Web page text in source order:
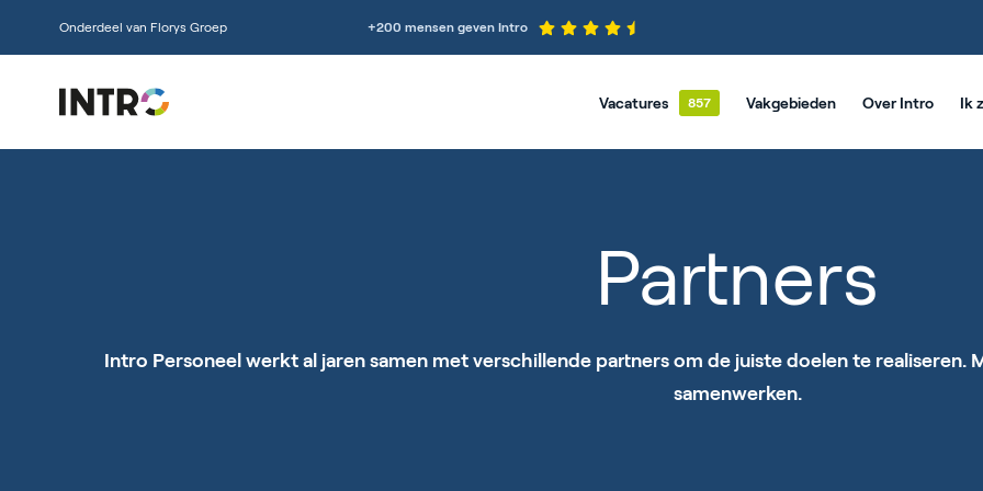
Onderdeel van Florys Groep +200 mensen geven Intro
Vacatures Vakgebieden
Elektrotechniek Installatietechniek
Civiele Techniek & GWW Commercieel
Over Intro Ik
Partners
Intro Personeel werkt al jaren samen met verschillende partners om de juiste doelen te
samenwerken.